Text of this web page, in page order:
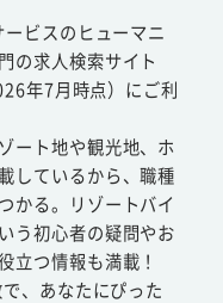
ビスのヒューマニ
の求人検索サイト
年7月時点）にご利
ート地や観光地、ホ
しているから、職種
かる。リゾートバイ
う初心者の疑問やお
立つ情報も満載！
、あなたにぴった